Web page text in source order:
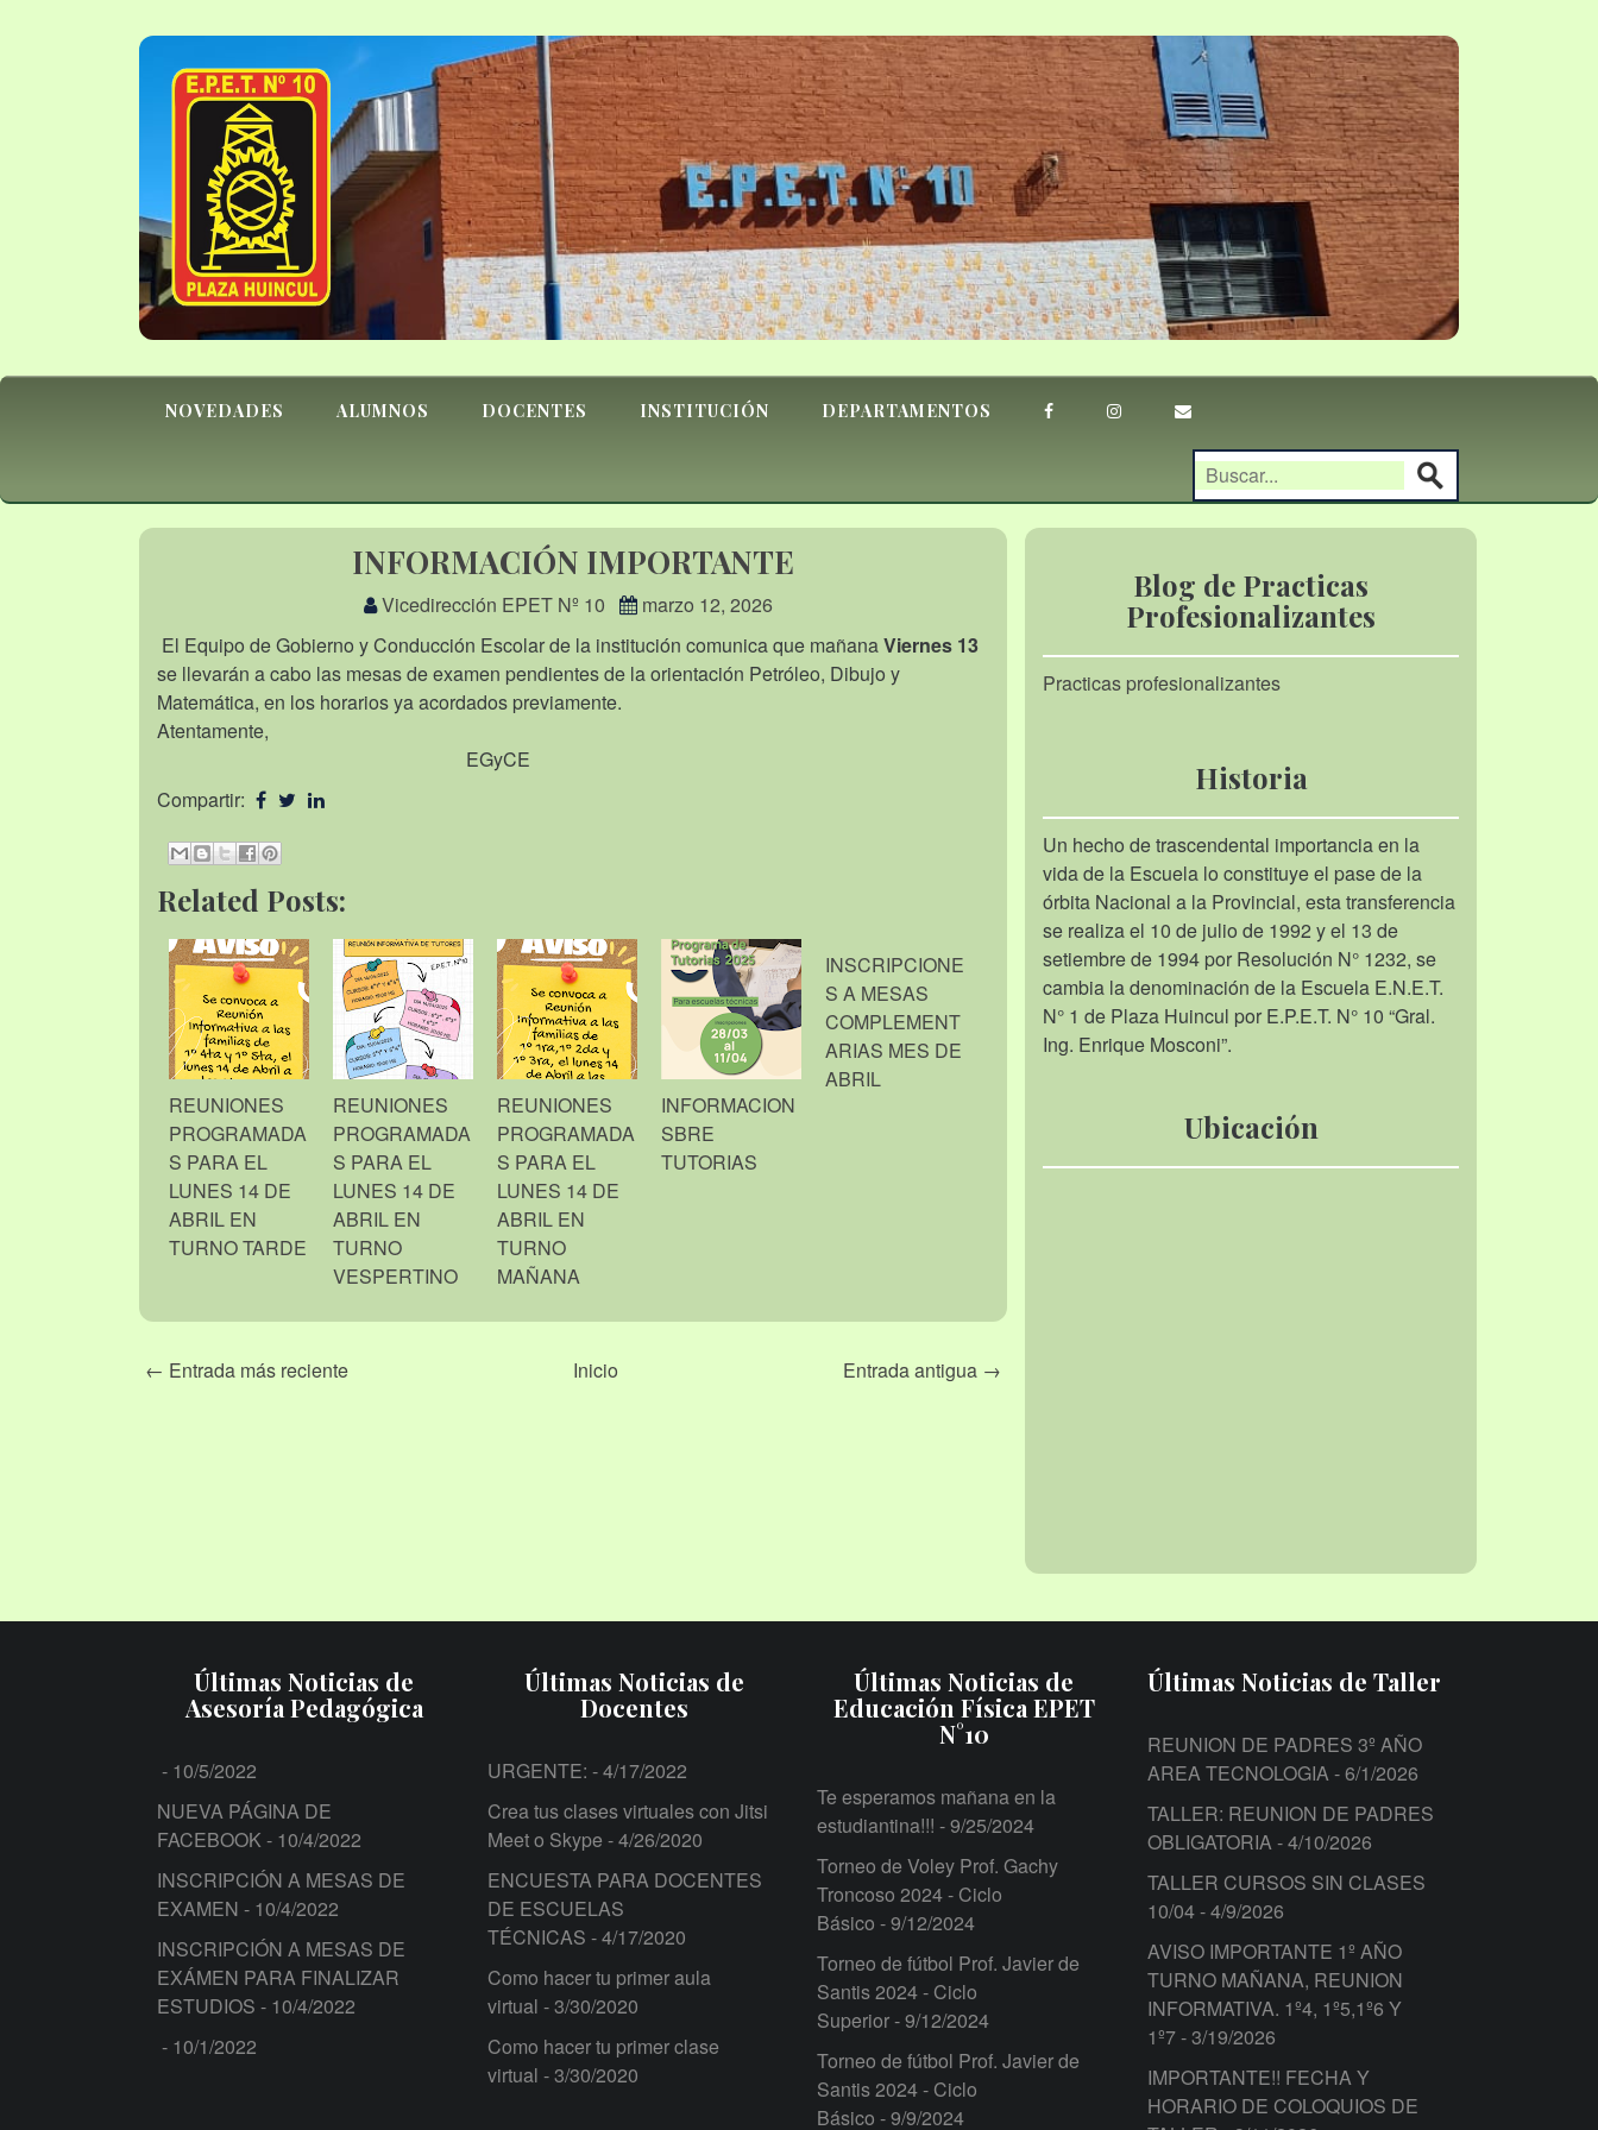
NOVEDADES ALUMNOS DOCENTES INSTITUCIÓN DEPARTAMENTOS
INFORMACIÓN IMPORTANTE
Vicedirección EPET Nº 10
marzo 12, 2026
El Equipo de Gobierno y Conducción Escolar de la institución comunica que mañanaViernes 13
se llevarán a cabo las mesas de examen pendientes de la orientación Petróleo, Dibujo y
Matemática, en los horarios ya acordados previamente.
Atentamente,
EGyCE
Compartir:
Related Posts:
REUNIONES
PROGRAMADA
S PARA EL
LUNES 14 DE
ABRIL EN
TURNO TARDE
REUNIONES
PROGRAMADA
S PARA EL
LUNES 14 DE
ABRIL EN
TURNO
VESPERTINO
REUNIONES
PROGRAMADA
S PARA EL
LUNES 14 DE
ABRIL EN
TURNO
MAÑANA
INFORMACION
SBRE
TUTORIAS
INSCRIPCIONE
S A MESAS
COMPLEMENT
ARIAS MES DE
ABRIL
← Entrada más reciente Entrada antigua →
Inicio
Blog de Practicas
Profesionalizantes
Practicas profesionalizantes
Historia
Un hecho de trascendental importancia en la
vida de la Escuela lo constituye el pase de la
órbita Nacional a la Provincial, esta transferencia
se realiza el 10 de julio de 1992 y el 13 de
setiembre de 1994 por Resolución N° 1232, se
cambia la denominación de la Escuela E.N.E.T.
N° 1 de Plaza Huincul por E.P.E.T. N° 10 “Gral.
Ing. Enrique Mosconi”.
Ubicación
Últimas Noticias de
Asesoría Pedagógica
- 10/5/2022
NUEVA PÁGINA DE
FACEBOOK - 10/4/2022
INSCRIPCIÓN A MESAS DE
EXAMEN - 10/4/2022
INSCRIPCIÓN A MESAS DE
EXÁMEN PARA FINALIZAR
ESTUDIOS - 10/4/2022
- 10/1/2022
Últimas Noticias de
Docentes
URGENTE: - 4/17/2022
Crea tus clases virtuales con Jitsi
Meet o Skype - 4/26/2020
ENCUESTA PARA DOCENTES
DE ESCUELAS
TÉCNICAS - 4/17/2020
Como hacer tu primer aula
virtual - 3/30/2020
Como hacer tu primer clase
virtual - 3/30/2020
Últimas Noticias de
Educación Física EPET
N°10
Te esperamos mañana en la
estudiantina!!! - 9/25/2024
Torneo de Voley Prof. Gachy
Troncoso 2024 - Ciclo
Básico - 9/12/2024
Torneo de fútbol Prof. Javier de
Santis 2024 - Ciclo
Superior- 9/12/2024
Torneo de fútbol Prof. Javier de
Santis 2024 - Ciclo
Básico - 9/9/2024
Últimas Noticias de Taller
REUNION DE PADRES 3º AÑO
AREA TECNOLOGIA- 6/1/2026
TALLER: REUNION DE PADRES
OBLIGATORIA- 4/10/2026
TALLER CURSOS SIN CLASES
10/04- 4/9/2026
AVISO IMPORTANTE 1º AÑO
TURNO MAÑANA, REUNION
INFORMATIVA. 1º4, 1º5,1º6 Y
1º7- 3/19/2026
IMPORTANTE!! FECHA Y
HORARIO DE COLOQUIOS DE